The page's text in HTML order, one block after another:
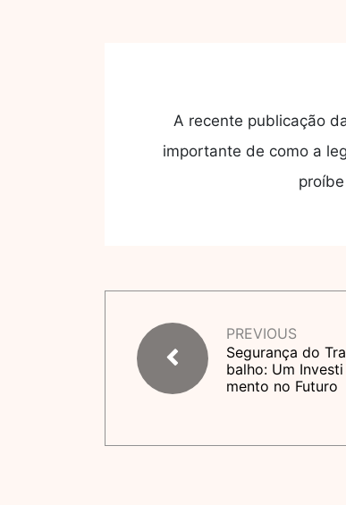
A recente publicação
importante de como a
PREVIOUS
Segurança do Tra
balho: Um Investi
mento no Futuro